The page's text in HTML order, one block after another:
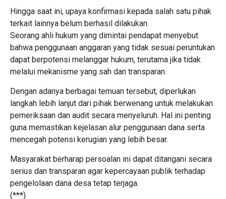
Hingga saat ini, upaya konfirmasi kepada salah satu pihak
terkait lainnya belum berhasil dilakukan.
Seorang ahli hukum yang dimintai pendapat menyebut
bahwa penggunaan anggaran yang tidak sesuai peruntukan
dapat berpotensi melanggar hukum, terutama jika tidak
melalui mekanisme yang sah dan transparan.
Dengan adanya berbagai temuan tersebut, diperlukan
langkah lebih lanjut dari pihak berwenang untuk melakukan
pemeriksaan dan audit secara menyeluruh. Hal ini penting
guna memastikan kejelasan alur penggunaan dana serta
mencegah potensi kerugian yang lebih besar.
Masyarakat berharap persoalan ini dapat ditangani secara
serius dan transparan agar kepercayaan publik terhadap
pengelolaan dana desa tetap terjaga.
(***)